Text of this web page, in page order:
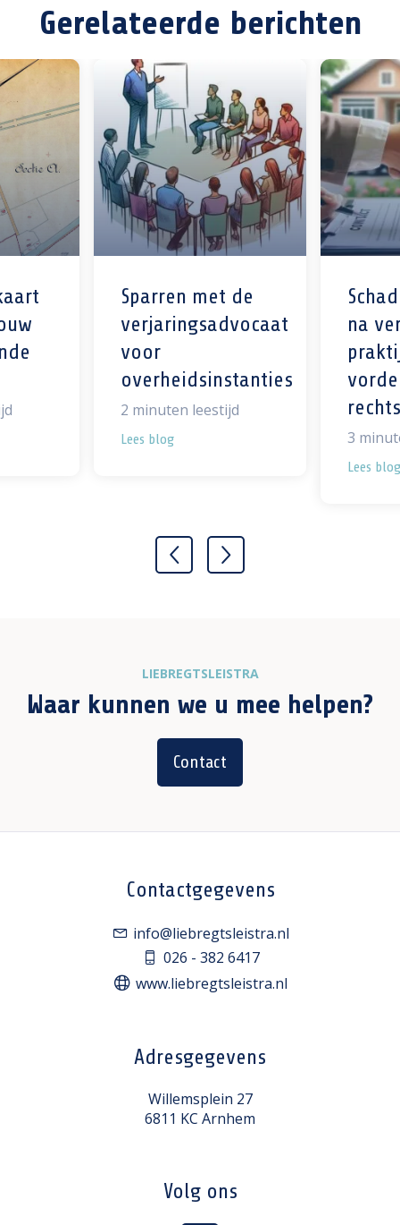
Gerelateerde berichten
Sparren met de
verjaringsadvocaat
voor
overheidsinstanties
2 minuten leestijd
Lees blog
na
3
Lees blog
LIEBREGTSLEISTRA
Waar kunnen we u mee helpen?
Contact
Contactgegevens
info@liebregtsleistra.nl
026 - 382 6417
www.liebregtsleistra.nl
Adresgegevens
Willemsplein 27
6811 KC Arnhem
Volg ons